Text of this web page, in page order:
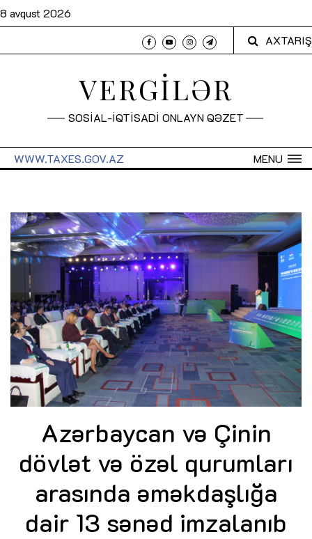
8 avqust 2026
AXTARIŞ
VERGİLƏR
SOSİAL-İQTİSADİ ONLAYN QƏZET
MENU
WWW.TAXES.GOV.AZ
Azərbaycan və Çinin
dövlət və özəl qurumları
arasında əməkdaşlığa
dair 13 sənəd imzalanıb